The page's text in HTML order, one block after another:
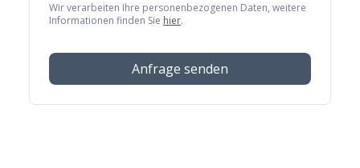
Wir verarbeiten Ihre personenbezogenen Daten, weitere
Informationen finden Sie hier.
Anfrage senden